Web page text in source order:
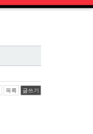
목록 글쓰기